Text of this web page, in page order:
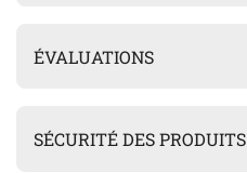
ÉVALUATIONS
SÉCURITÉ DES PRODUITS